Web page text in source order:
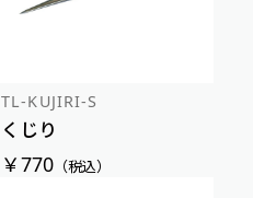
TL-KUJIRI-S
くじり
￥770 （税込）